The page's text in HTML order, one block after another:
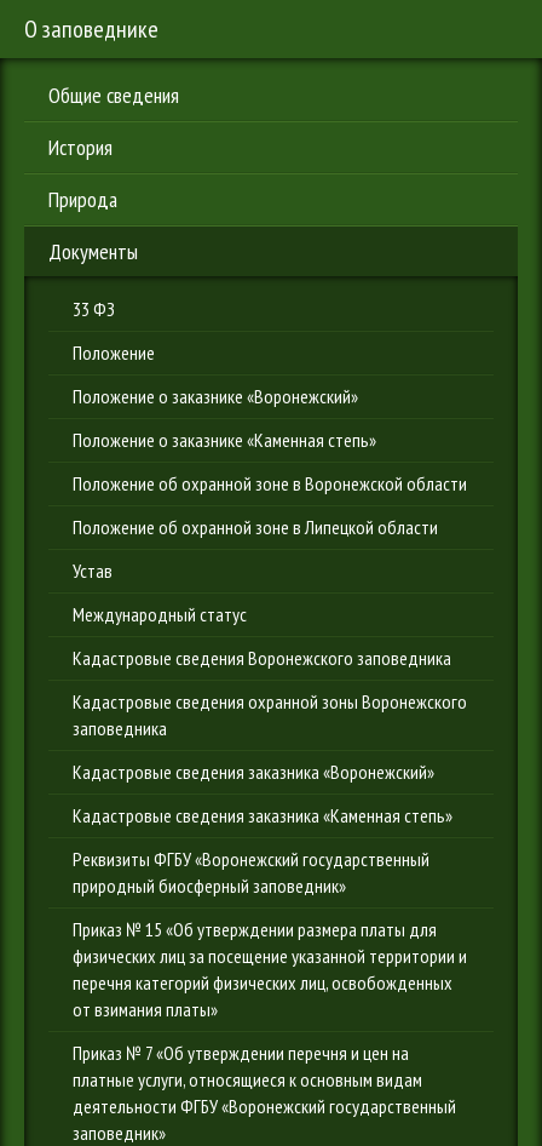
О заповеднике
Общие сведения
История
Природа
Документы
33 ФЗ
Положение
Положение о заказнике «Воронежский»
Положение о заказнике «Каменная степь»
Положение об охранной зоне в Воронежской области
Положение об охранной зоне в Липецкой области
Устав
Международный статус
Кадастровые сведения Воронежского заповедника
Кадастровые сведения охранной зоны Воронежского
заповедника
Кадастровые сведения заказника «Воронежский»
Кадастровые сведения заказника «Каменная степь»
Реквизиты ФГБУ «Воронежский государственный
природный биосферный заповедник»
Приказ № 15 «Об утверждении размера платы для
физических лиц за посещение указанной территории и
перечня категорий физических лиц, освобожденных
от взимания платы»
Приказ № 7 «Об утверждении перечня и цен на
платные услуги, относящиеся к основным видам
деятельности ФГБУ «Воронежский государственный
заповедник»